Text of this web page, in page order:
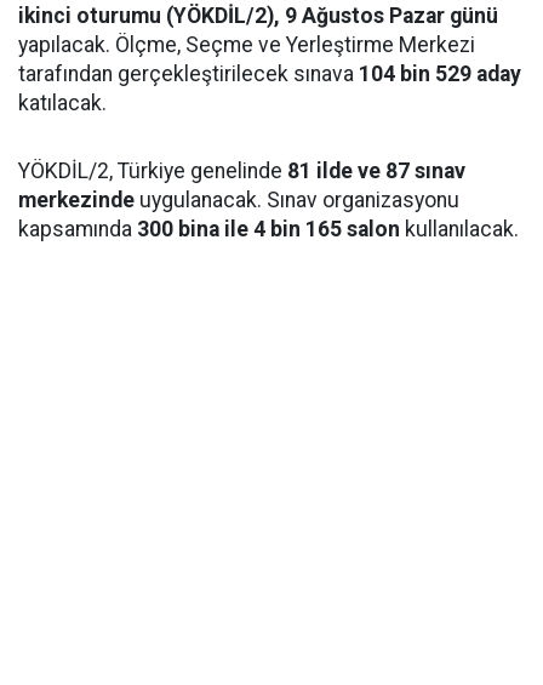
ikinci oturumu (YÖKDİL/2), 9 Ağustos Pazar günü
yapılacak. Ölçme, Seçme ve Yerleştirme Merkezi
tarafından gerçekleştirilecek sınava 104 bin 529 aday
katılacak.
YÖKDİL/2, Türkiye genelinde 81 ilde ve 87 sınav
merkezinde uygulanacak. Sınav organizasyonu
kapsamında 300 bina ile 4 bin 165 salon kullanılacak.